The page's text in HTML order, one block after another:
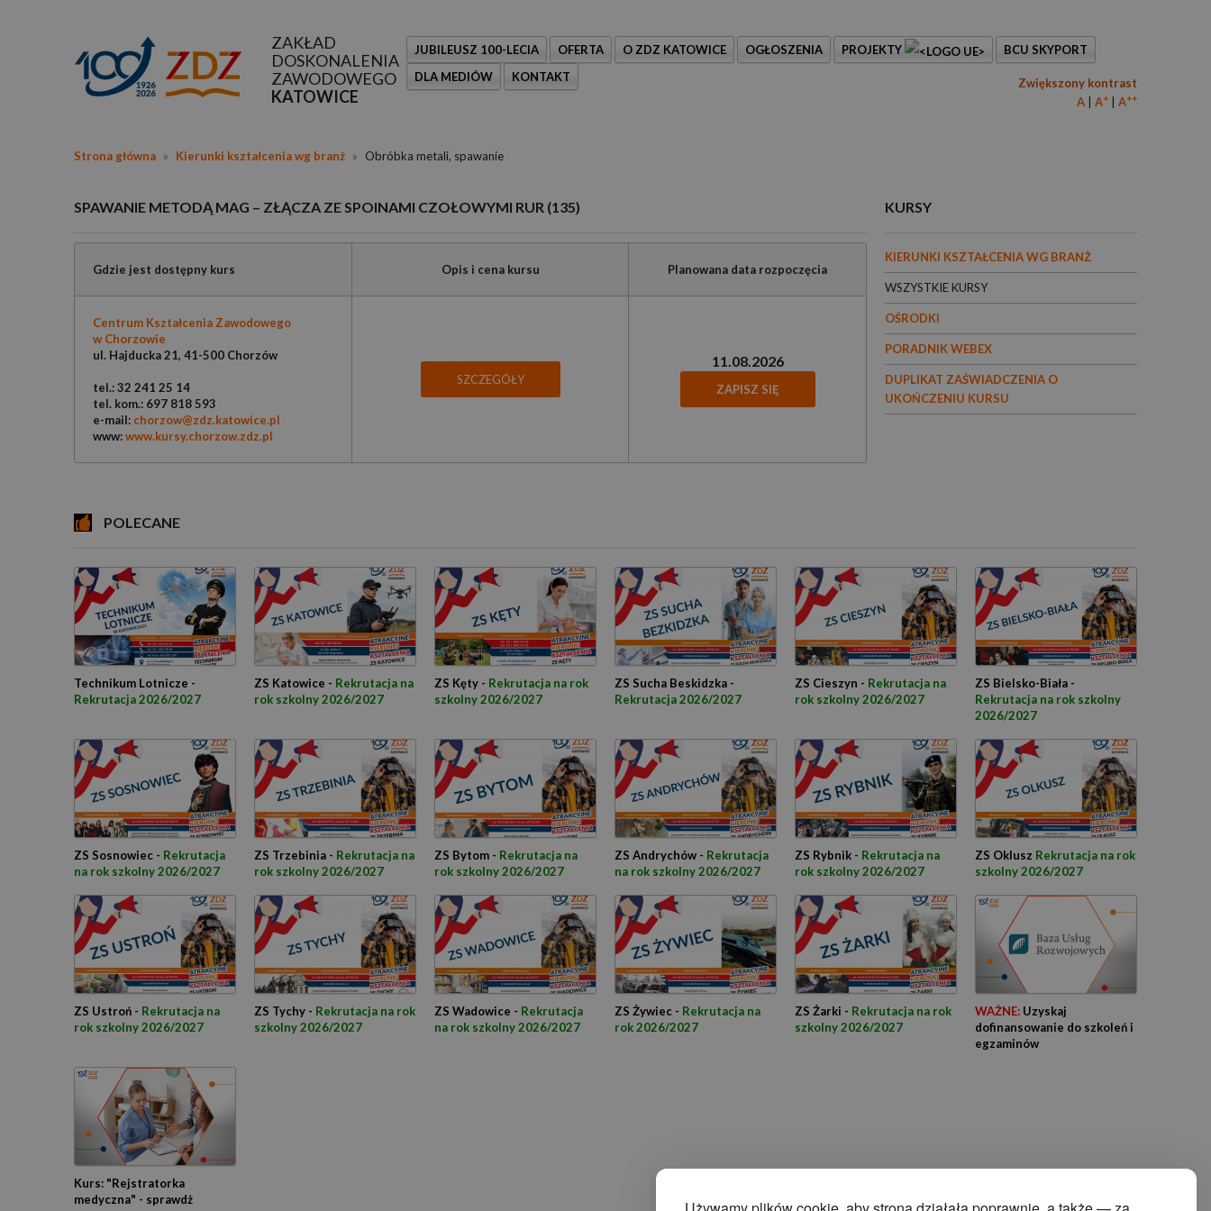
ZAKŁAD
DOSKONALENIA
ZAWODOWEGO
KATOWICE
JUBILEUSZ 100-LECIA OFERTA O ZDZ KATOWICE OGŁOSZENIA PROJEKTY
BCU SKYPORT
DLA MEDIÓW
KONTAKT
Zwiększony kontrast
A
A+ A++
Strona główna » Kierunki kształcenia wg branż » Obróbka metali, spawanie
SPAWANIE METODĄ MAG – ZŁĄCZA ZE SPOINAMI CZOŁOWYMI RUR (135)
Gdzie jest dostępny kurs Opis i cena kursu Planowana data rozpoczęcia
Centrum Kształcenia Zawodowego
w Chorzowie
ul. Hajducka 21, 41-500 Chorzów
tel.: 32 241 25 14
tel. kom.: 697 818 593
e-mail: chorzow@zdz.katowice.pl
www:www.kursy.chorzow.zdz.pl
SZCZEGÓŁY
11.08.2026
ZAPISZ SIĘ
KURSY
KIERUNKI KSZTAŁCENIA WG BRANŻ
WSZYSTKIE KURSY
OŚRODKI
PORADNIK WEBEX
DUPLIKAT ZAŚWIADCZENIA O
UKOŃCZENIU KURSU
POLECANE
Technikum Lotnicze -
Rekrutacja 2026/2027
ZS Katowice - Rekrutacja na
rok szkolny 2026/2027
ZS Kęty - Rekrutacja na rok
szkolny 2026/2027
ZS Sucha Beskidzka -
Rekrutacja 2026/2027
ZS Cieszyn - Rekrutacja na
rok szkolny 2026/2027
ZS Bielsko-Biała -
Rekrutacja na rok szkolny
2026/2027
ZS Sosnowiec - Rekrutacja
na rok szkolny 2026/2027
ZS Trzebinia - Rekrutacja na
rok szkolny 2026/2027
ZS Bytom - Rekrutacja na
rok szkolny 2026/2027
ZS Andrychów - Rekrutacja
na rok szkolny 2026/2027
ZS Rybnik - Rekrutacja na
rok szkolny 2026/2027
ZS Oklusz Rekrutacja na rok
szkolny 2026/2027
ZS Ustroń - Rekrutacja na
rok szkolny 2026/2027
ZS Tychy - Rekrutacja na rok
szkolny 2026/2027
ZS Wadowice - Rekrutacja
na rok szkolny 2026/2027
ZS Żywiec - Rekrutacja na
rok 2026/2027
ZS Żarki - Rekrutacja na rok
szkolny 2026/2027
WAŻNE: Uzyskaj
dofinansowanie do szkoleń i
egzaminów
Kurs: "Rejstratorka
medyczna" - sprawdż